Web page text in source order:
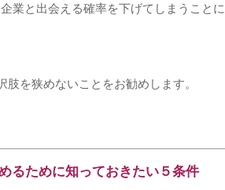
業と出会える確率を下げてしまうことに
を狭めないことをお勧めします。
るために知っておきたい５条件